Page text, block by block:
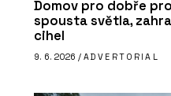
Domov pro dobře
spousta světla,
cihel
9. 6. 2026 / ADVERTORIAL